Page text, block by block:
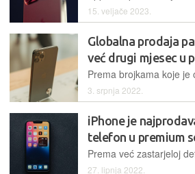
15. veljače 2023.
Globalna prodaja
već drugi mjesec u
3. srpnja 2022.
iPhone je
telefon u premium
27. lipnja 2022.